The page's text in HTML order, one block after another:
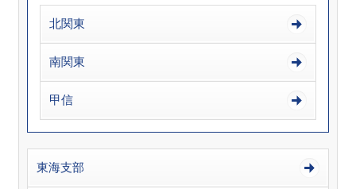
北関東
南関東
甲信
東海支部